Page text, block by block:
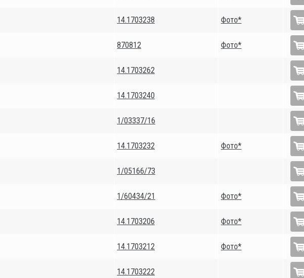
14.1703238 Фото*
870812 Фото*
14.1703262
14.1703240
1/03337/16
14.1703232 Фото*
1/05166/73
1/60434/21 Фото*
14.1703206 Фото*
14.1703212 Фото*
14.1703222